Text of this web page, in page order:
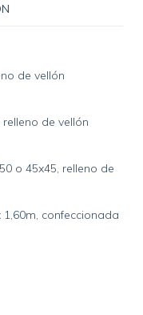
de vellón
de vellón
o 45x45, relleno de
confeccionada